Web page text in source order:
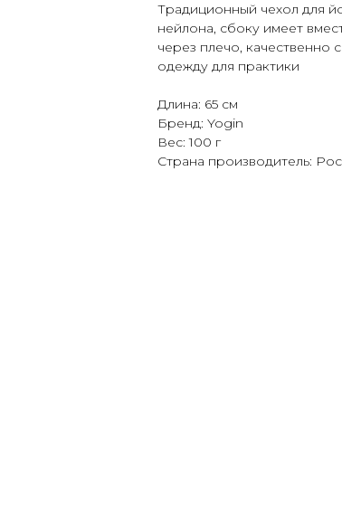
Традиционный чехол для
нейлона, сбоку имеет
через плечо,
одежду для практики
Длина: 65 см
Бренд: Yogin
Вес: 100 г
Страна производитель: